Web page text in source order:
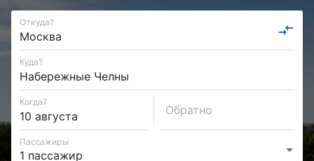
Откуда?
Куда?
Когда?
Обратно
Пассажиры